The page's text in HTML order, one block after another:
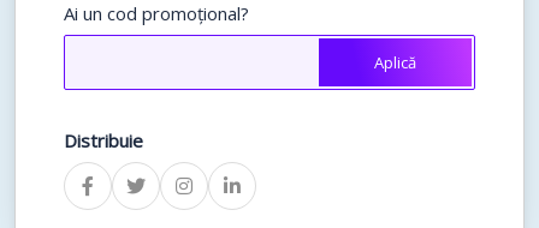
Ai un cod promoțional?
Aplică
Distribuie